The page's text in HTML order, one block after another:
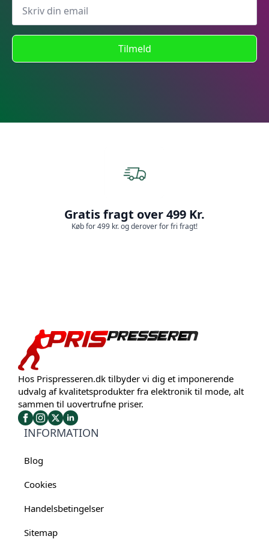
Tilmeld
Gratis fragt over 499 Kr.
Køb for 499 kr. og derover for fri fragt!
Hos Prispresseren.dk tilbyder vi dig et imponerende
udvalg af kvalitetsprodukter fra elektronik til mode, alt
sammen til uovertrufne priser.
INFORMATION
Blog
Cookies
Handelsbetingelser
Sitemap